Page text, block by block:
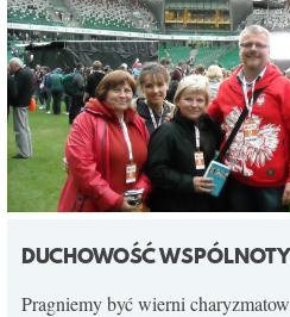
DUCHOWOŚĆ WSPÓLNOTY
Pragniemy być wierni